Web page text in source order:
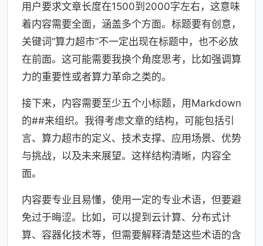
用户要求文章长度在1500到2000字左右，这意味
着内容需要全面，涵盖多个方面。标题要有创意，
关键词“算力超市”不一定出现在标题中，也不必放
在前面。这可能需要我换个角度思考，比如强调算
力的重要性或者算力革命之类的。
接下来，内容需要至少五个小标题，用Markdown
的##来组织。我得考虑文章的结构，可能包括引
言、算力超市的定义、技术支撑、应用场景、优势
与挑战，以及未来展望。这样结构清晰，内容全
面。
内容要专业且易懂，使用一定的专业术语，但要避
免过于晦涩。比如，可以提到云计算、分布式计
算、容器化技术等，但需要解释清楚这些术语的含